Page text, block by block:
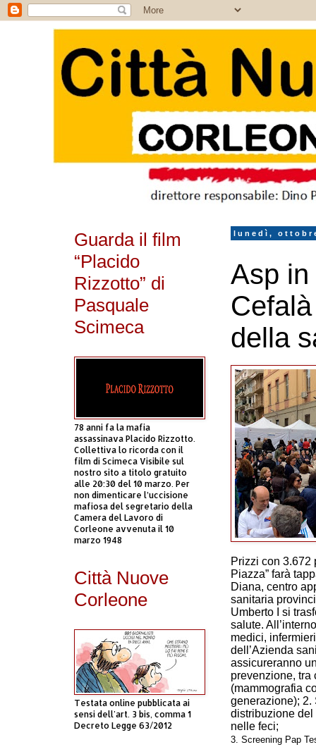
lunedì,
Asp
della
Prizzi con 3.672
Piazza” farà
Diana, centro
sanitaria
Umberto I si
salute.
medici,
dell’Azienda
assicureranno
prevenzione,
(mammografia
generazione); 2.
distribuzione del
nelle feci;
3. Screening Pap
Guarda il film
“Placido
Rizzotto” di
Pasquale
Scimeca
78 anni fa la mafia
assassinava Placido Rizzotto.
Collettiva lo ricorda con il
film di Scimeca Visibile sul
nostro sito a titolo gratuito
alle 20:30 del 10 marzo. Per
non dimenticare l’uccisione
mafiosa del segretario della
Camera del Lavoro di
Corleone avvenuta il 10
marzo 1948
Città Nuove
Corleone
Testata online pubblicata ai
sensi dell'art. 3 bis, comma 1
Decreto Legge 63/2012